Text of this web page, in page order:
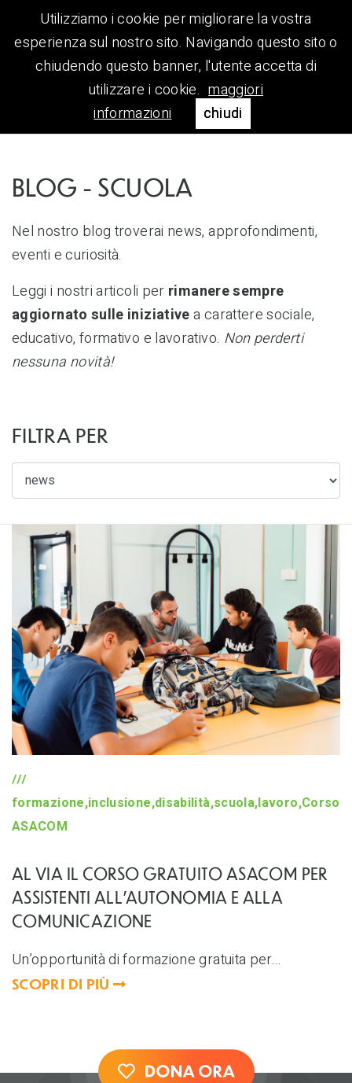
Utilizziamo i cookie per migliorare la vostra
esperienza sul nostro sito. Navigando questo sito o
chiudendo questo banner, l'utente accetta di
utilizzare i cookie. maggiori
informazioni
chiudi
BLOG - SCUOLA
Nel nostro blog troverai news, approfondimenti,
eventi e curiosità.
Leggi i nostri articoli per rimanere sempre
aggiornato sulle iniziativea carattere sociale,
educativo, formativo e lavorativo. Non perderti
nessuna novità!
FILTRA PER
formazione,inclusione,disabilità,scuola,lavoro,Corso
ASACOM
AL VIA IL CORSO GRATUITO ASACOM PER
ASSISTENTI ALL’AUTONOMIA E ALLA
COMUNICAZIONE
Un’opportunità di formazione gratuita per...
SCOPRI DI PIÙ